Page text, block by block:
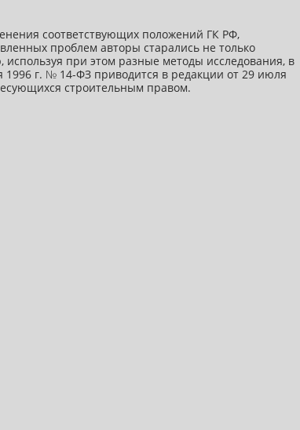
соответствующих положений ГК РФ,
проблем авторы старались не только
при этом разные методы исследования, в
1996 г. № 14-ФЗ приводится в редакции от 29 июля
строительным правом.